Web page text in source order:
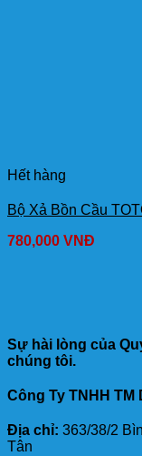
Hết hàng
Bộ Xả Bồn Cầu
780,000 VNĐ
Sự hài lòng của
chúng tôi.
Công Ty TNHH
Địa chỉ: 363/38/2
Tân